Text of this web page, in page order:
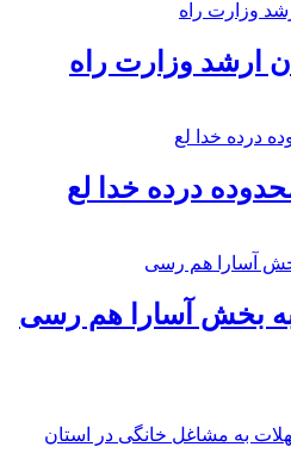
ارشد وزارت راه
درده خدا لع
به بخش آسارا هم رسی